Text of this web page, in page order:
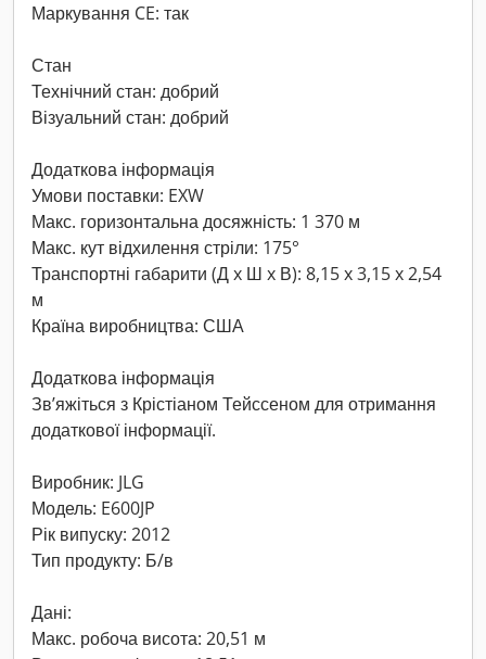
Маркування CE: так
Стан
Технічний стан: добрий
Візуальний стан: добрий
Додаткова інформація
Умови поставки: EXW
Макс. горизонтальна досяжність: 1 370 м
Макс. кут відхилення стріли: 175°
Транспортні габарити (Д x Ш x В): 8,15 x 3,15 x 2,54
м
Країна виробництва: США
Додаткова інформація
Зв’яжіться з Крістіаном Тейссеном для отримання
додаткової інформації.
Виробник: JLG
Модель: E600JP
Рік випуску: 2012
Тип продукту: Б/в
Дані:
Макс. робоча висота: 20,51 м